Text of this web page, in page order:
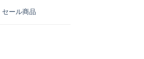
セール商品